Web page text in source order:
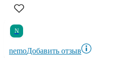
N
nemoДобавить отзыв